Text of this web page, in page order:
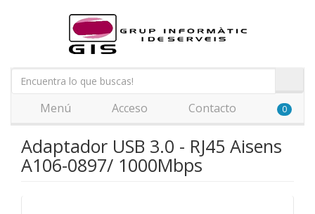
Menú Acceso Contacto 0
Adaptador USB 3.0 - RJ45 Aisens
A106-0897/ 1000Mbps